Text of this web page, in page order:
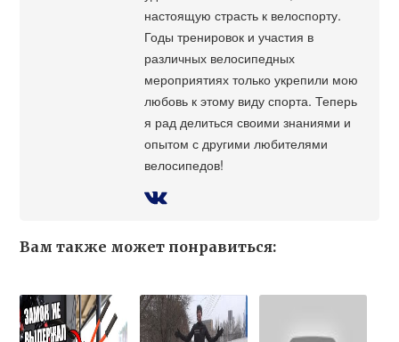
настоящую страсть к велоспорту.
Годы тренировок и участия в
различных велосипедных
мероприятиях только укрепили мою
любовь к этому виду спорта. Теперь
я рад делиться своими знаниями и
опытом с другими любителями
велосипедов!
Вам также может понравиться: